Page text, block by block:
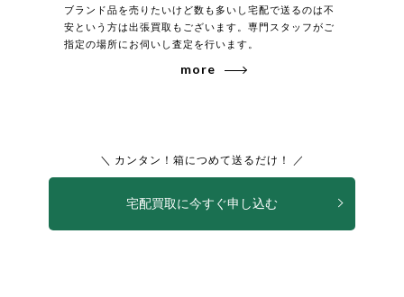
ブランド品を売りたいけど数も多いし宅配で送るのは不
安という方は出張買取もございます。専門スタッフがご
指定の場所にお伺いし査定を行います。
more
＼ カンタン！箱につめて送るだけ！ ／
宅配買取に今すぐ申し込む